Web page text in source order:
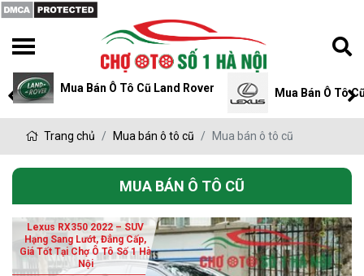
Mua Bán Ô Tô Cũ Lexus
Mua Bán Ô Tô Cũ
Trang chủ Mua bán ô tô cũ Mua bán ô tô cũ
MUA BÁN Ô TÔ CŨ
Lexus RX350 2022 – SUV
Hạng Sang Lướt, Đẳng Cấp,
Giá Tốt Tại Chợ Ô Tô Số 1 Hà
Nội